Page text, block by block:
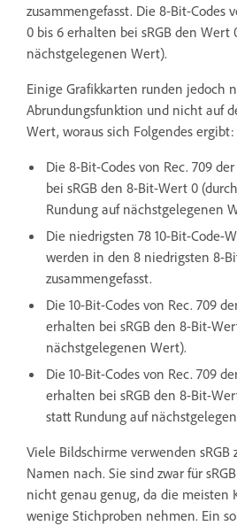
zusammengefasst. Die 8-Bit-Codes
0 bis 6 erhalten bei sRGB den Wert
nächstgelegenen Wert).
Einige Grafikkarten runden jedoch
Abrundungsfunktion und nicht auf
Wert, woraus sich Folgendes ergibt:
Die 8-Bit-Codes von Rec. 709
bei sRGB den 8-Bit-Wert 0
Rundung auf nächstgelegenen
Die niedrigsten 78 10-Bit-Code-
werden in den 8 niedrigsten 8-
zusammengefasst.
Die 10-Bit-Codes von Rec. 709
erhalten bei sRGB den 8-Bit-
nächstgelegenen Wert).
Die 10-Bit-Codes von Rec. 709
erhalten bei sRGB den 8-Bit-
statt Rundung auf
Viele Bildschirme verwenden sRGB
Namen nach. Sie sind zwar für
nicht genau genug, da die meisten
wenige Stichproben nehmen. Ein